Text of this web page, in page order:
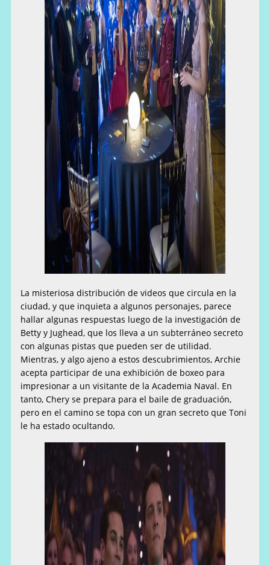
La misteriosa distribución de videos que circula en la
ciudad, y que inquieta a algunos personajes, parece
hallar algunas respuestas luego de la investigación de
Betty y Jughead, que los lleva a un subterráneo secreto
con algunas pistas que pueden ser de utilidad.
Mientras, y algo ajeno a estos descubrimientos, Archie
acepta participar de una exhibición de boxeo para
impresionar a un visitante de la Academia Naval. En
tanto, Chery se prepara para el baile de graduación,
pero en el camino se topa con un gran secreto que Toni
le ha estado ocultando.